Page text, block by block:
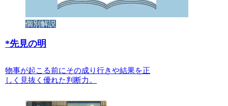
個別解説
*先見の明
物事が起こる前にその成り行きや結果を正
しく見抜く優れた判断力。